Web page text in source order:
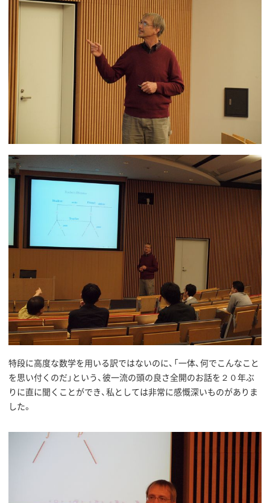
特段に高度な数学を用いる訳ではないのに、「一体、何でこんなこと
を思い付くのだ」という、彼一流の頭の良さ全開のお話を２０年ぶ
りに直に聞くことができ、私としては非常に感慨深いものがありま
した。